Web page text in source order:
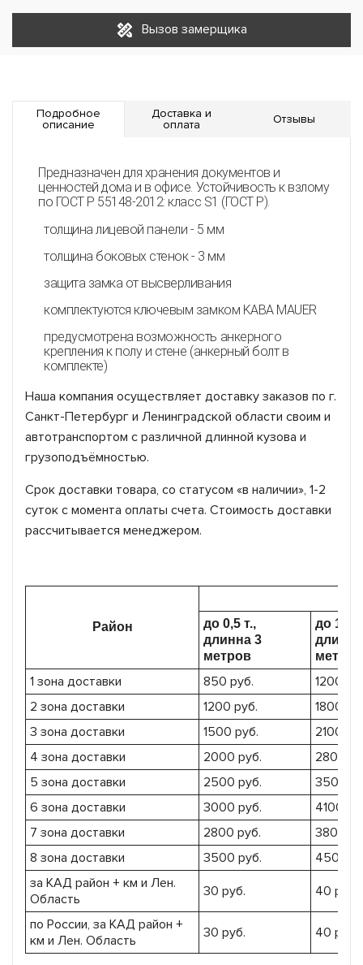
Вызов замерщика
Подробное
описание
Доставка и
оплата
Отзывы
Предназначен для хранения документов и
ценностей дома и в офисе. Устойчивость к взлому
по ГОСТ Р 55148-2012: класс S1 (ГОСТ Р).
толщина лицевой панели - 5 мм
толщина боковых стенок - 3 мм
защита замка от высверливания
комплектуются ключевым замком KABA MAUER
предусмотрена возможность анкерного
крепления к полу и стене (анкерный болт в
комплекте)
Наша компания осуществляет доставку заказов по г.
Санкт-Петербург и Ленинградской области своим и
автотранспортом с различной длинной кузова и
грузоподъёмностью.
Срок доставки товара, со статусом «в наличии», 1-2
суток с момента оплаты счета. Стоимость доставки
рассчитывается менеджером.
Район
до 0,5 т.,
длинна 3
метров
до 1,5
метров
1 зона доставки 850 руб.
1200
2 зона доставки
1200 руб.
1800
3 зона доставки
1500 руб.
2100
4 зона доставки
2000 руб.
2800
5 зона доставки
2500 руб.
3500
6 зона доставки
3000 руб.
4100
7 зона доставки
2800 руб.
3800
8 зона доставки
3500 руб.
4500
за КАД район + км и Лен.
Область
30 руб. 40 руб.
по России, за КАД район +
км и Лен. Область
30 руб. 40 руб.